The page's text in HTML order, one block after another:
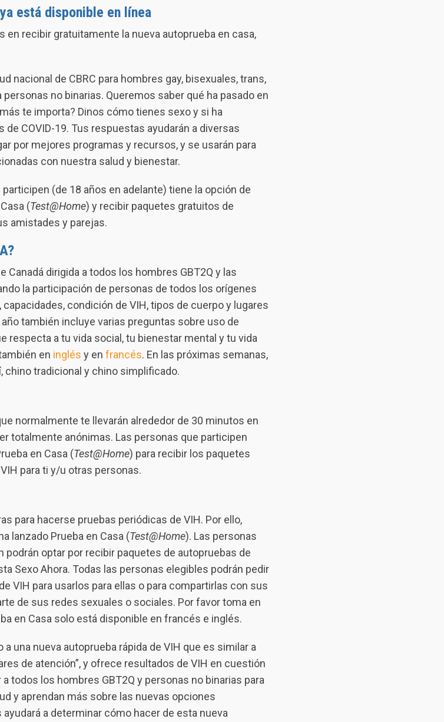
está disponible en línea
en recibir gratuitamente la nueva autoprueba en casa,
nacional de CBRC para hombres gay, bisexuales, trans,
no binarias. Queremos saber qué ha pasado en
te importa? Dinos cómo tienes sexo y si ha
COVID-19. Tus respuestas ayudarán a diversas
por mejores programas y recursos, y se usarán para
con nuestra salud y bienestar.
(de 18 años en adelante) tiene la opción de
(Test@Home) y recibir paquetes gratuitos de
amistades y parejas.
Canadá dirigida a todos los hombres GBT2Q y las
la participación de personas de todos los orígenes
condición de VIH, tipos de cuerpo y lugares
también incluye varias preguntas sobre uso de
respecta a tu vida social, tu bienestar mental y tu vida
en inglés y en francés. En las próximas semanas,
chino tradicional y chino simplificado.
normalmente te llevarán alrededor de 30 minutos en
totalmente anónimas. Las personas que participen
en Casa (Test@Home) para recibir los paquetes
para ti y/u otras personas.
para hacerse pruebas periódicas de VIH. Por ello,
lanzado Prueba en Casa (Test@Home). Las personas
podrán optar por recibir paquetes de autopruebas de
Sexo Ahora. Todas las personas elegibles podrán pedir
VIH para usarlos para ellas o para compartirlas con sus
de sus redes sexuales o sociales. Por favor toma en
en Casa solo está disponible en francés e inglés.
una nueva autoprueba rápida de VIH que es similar a
de atención”, y ofrece resultados de VIH en cuestión
todos los hombres GBT2Q y personas no binarias para
y aprendan más sobre las nuevas opciones
a determinar cómo hacer de esta nueva